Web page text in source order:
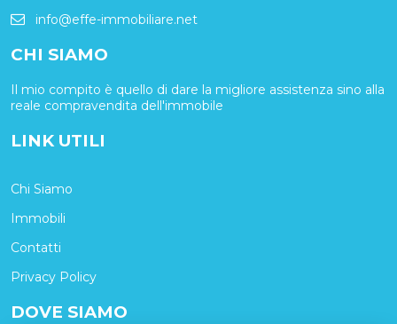
info@effe-immobiliare.net
CHI SIAMO
Il mio compito è quello di dare la migliore assistenza sino alla
reale compravendita dell'immobile
LINK UTILI
Chi Siamo
Immobili
Contatti
Privacy Policy
DOVE SIAMO